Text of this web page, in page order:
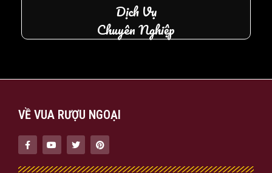
Dịch Vụ
Chuyên Nghiệp
VỀ VUA RƯỢU NGOẠI